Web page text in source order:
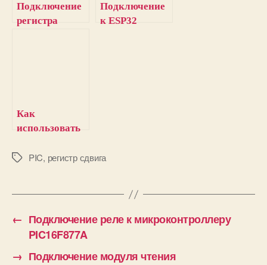
Подключение
регистра
Подключение
к ESP32
Как
использовать
74HC595 с
М
к
PIC, регистр сдвига
← Подключение реле к микроконтроллеру
PIC16F877A
→ Подключение модуля чтения